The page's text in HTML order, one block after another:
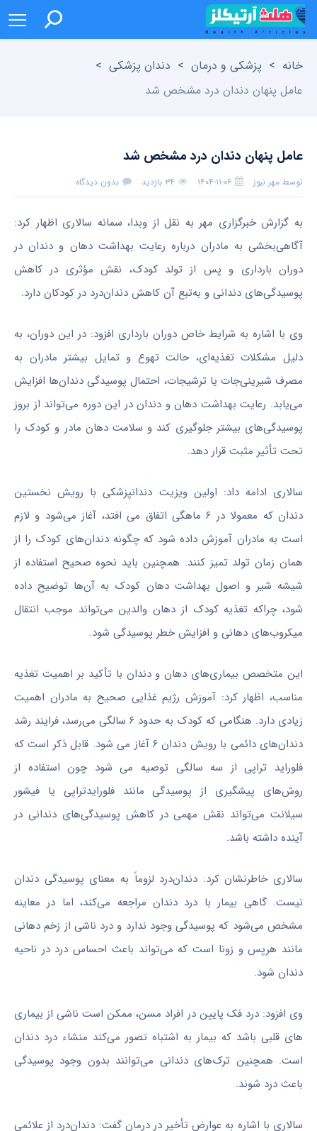
خانه > پزشکی و درمان > دندان پزشکی >
عامل پنهان دندان درد مشخص شد
عامل پنهان دندان درد مشخص شد
توسط مهر نیوز ۱۴۰۴-۱۱-۰۶ ۳۴ بازدید بدون دیدگاه
به گزارش خبرگزاری مهر به نقل از وبدا، سمانه سالاری اظهار کرد:
آگاهی‌بخشی به مادران درباره رعایت بهداشت دهان و دندان در
دوران بارداری و پس از تولد کودک، نقش مؤثری در کاهش
پوسیدگی‌های دندانی و به‌تبع آن کاهش دندان‌درد در کودکان دارد.
وی با اشاره به شرایط خاص دوران بارداری افزود: در این دوران، به
دلیل مشکلات تغذیه‌ای، حالت تهوع و تمایل بیشتر مادران به
مصرف شیرینی‌جات یا ترشیجات، احتمال پوسیدگی دندان‌ها افزایش
می‌یابد. رعایت بهداشت دهان و دندان در این دوره می‌تواند از بروز
پوسیدگی‌های بیشتر جلوگیری کند و سلامت دهان مادر و کودک را
تحت تأثیر مثبت قرار دهد.
سالاری ادامه داد: اولین ویزیت دندانپزشکی با رویش نخستین
دندان که معمولا در ۶ ماهگی اتفاق می افتد، آغاز می‌شود و لازم
است به مادران آموزش داده شود که چگونه دندان‌های کودک را از
همان زمان تولد تمیز کنند. همچنین باید نحوه صحیح استفاده از
شیشه شیر و اصول بهداشت دهان کودک به آن‌ها توضیح داده
شود، چراکه تغذیه کودک از دهان والدین می‌تواند موجب انتقال
میکروب‌های دهانی و افزایش خطر پوسیدگی شود.
این متخصص بیماری‌های دهان و دندان با تأکید بر اهمیت تغذیه
مناسب، اظهار کرد: آموزش رژیم غذایی صحیح به مادران اهمیت
زیادی دارد. هنگامی که کودک به حدود ۶ سالگی می‌رسد، فرایند رشد
دندان‌های دائمی با رویش دندان ۶ آغاز می شود. قابل ذکر است که
فلوراید تراپی از سه سالگی توصیه می شود چون استفاده از
روش‌های پیشگیری از پوسیدگی مانند فلورایدتراپی یا فیشور
سیلانت می‌تواند نقش مهمی در کاهش پوسیدگی‌های دندانی در
آینده داشته باشد.
سالاری خاطرنشان کرد: دندان‌درد لزوماً به معنای پوسیدگی دندان
نیست. گاهی بیمار با درد دندان مراجعه می‌کند، اما در معاینه
مشخص می‌شود که پوسیدگی وجود ندارد و درد ناشی از زخم‌ دهانی
مانند هرپس و زونا است که می‌تواند باعث احساس درد در ناحیه
دندان شود.
وی افزود: درد فک پایین در افراد مسن، ممکن است ناشی از بیماری
های قلبی باشد که بیمار به اشتباه تصور می‌کند منشاء درد دندان
است. همچنین ترک‌های دندانی می‌توانند بدون وجود پوسیدگی
باعث درد شوند.
سالاری با اشاره به عوارض تأخیر در درمان گفت: دندان‌درد از علائمی